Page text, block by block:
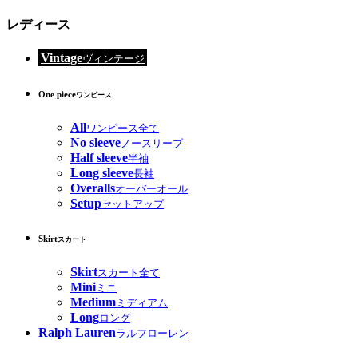
レディース
Vintageヴィンテージ
One pieceワンピース
Allワンピース全て
No sleeve ノースリーブ
Half sleeve半袖
Long sleeve長袖
Overallsオーバーオール
Setupセットアップ
Skirtスカート
Skirtスカート全て
Miniミニ
Medium ミディアム
Longロング
Ralph Laurenラルフローレン